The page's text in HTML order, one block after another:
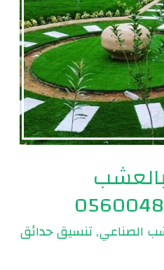
الصناعي,تنسيق حدائق